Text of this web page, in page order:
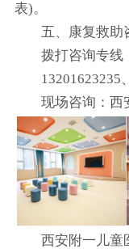
表)。
五、康复救助
拨打咨询专线
13201623235
现场咨询：西
西安附一儿童